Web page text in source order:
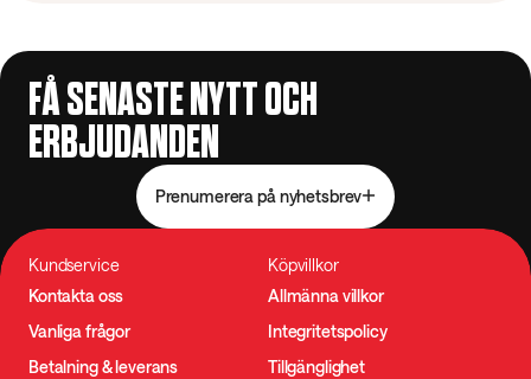
FÅ SENASTE NYTT OCH
ERBJUDANDEN
Prenumerera på nyhetsbrev
Kundservice
Kontakta oss
Vanliga frågor
Betalning & leverans
Köpvillkor
Allmänna villkor
Integritetspolicy
Tillgänglighet